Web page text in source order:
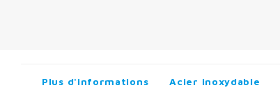
Plus d'informations Acier inoxydable